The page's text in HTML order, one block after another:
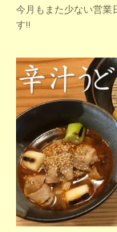
今月もまた少ない営業
す!!